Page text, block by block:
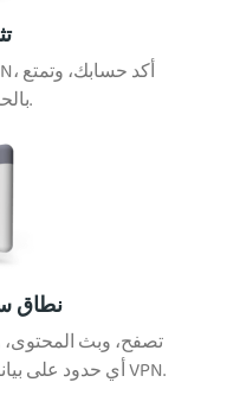
بالحماية في دقائق.
نطاق
تصفح، وبث
فقدان حماية VPN. لا تضع PIA أي حدود على بيانات VPN.